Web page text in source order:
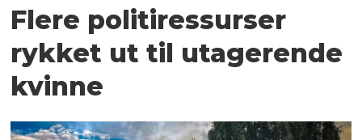
Flere politiressurser
rykket ut til utagerende
kvinne